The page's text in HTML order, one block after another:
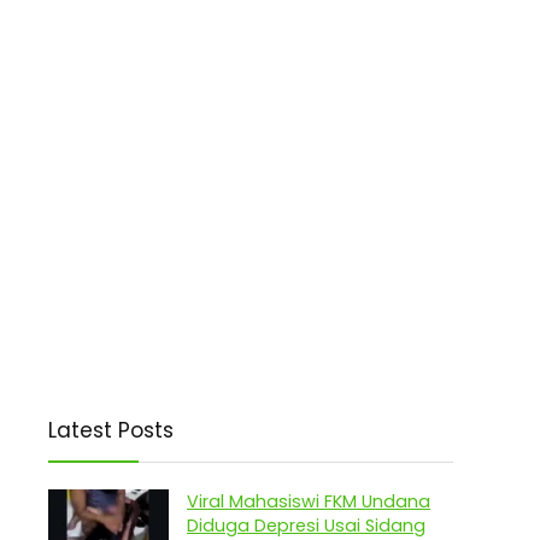
Latest Posts
Viral Mahasiswi FKM Undana
Diduga Depresi Usai Sidang